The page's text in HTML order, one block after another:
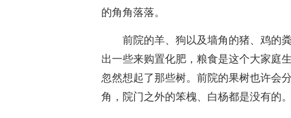
的角角落落。
前院的羊、狗以及墙角的猪、鸡的
出一些来购置化肥，粮食是这个大家庭
忽然想起了那些树。前院的果树也许会
角，院门之外的笨槐、白杨都是没有的。